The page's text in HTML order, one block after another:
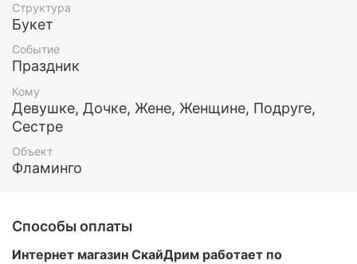
Все шары обработаны составом Хай флоат (для
увеличения длительности полета) и наполнены
гелием.
Этот и любой другой набор воздушных шаров вы
можете заказать у нас. Так же у нас есть доставка
по Москве и МО
Структура
Букет
Событие
Праздник
Кому
Девушке, Дочке, Жене, Женщине, Подруге,
Сестре
Объект
Фламинго
Способы оплаты
Интернет магазин СкайДрим работает по